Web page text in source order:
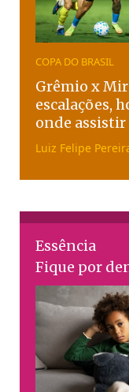
COPA DO BRASIL
Grêmio x
escalações,
onde assistir
Luiz Felipe
Essência
Fique por